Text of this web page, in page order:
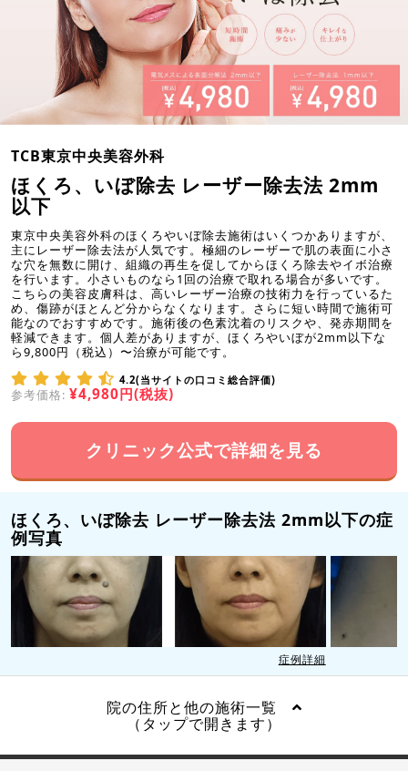
TCB東京中央美容外科
ほくろ、いぼ除去 レーザー除去法 2mm
以下
東京中央美容外科のほくろやいぼ除去施術はいくつかありますが、
主にレーザー除去法が人気です。極細のレーザーで肌の表面に小さ
な穴を無数に開け、組織の再生を促してからほくろ除去やイボ治療
を行います。小さいものなら1回の治療で取れる場合が多いです。
こちらの美容皮膚科は、高いレーザー治療の技術力を行っているた
め、傷跡がほとんど分からなくなります。さらに短い時間で施術可
能なのでおすすめです。施術後の色素沈着のリスクや、発赤期間を
軽減できます。個人差がありますが、ほくろやいぼが2mm以下な
ら9,800円（税込）〜治療が可能です。
4.2(当サイトの口コミ総合評価)
参考価格: ¥4,980円(税抜)
クリニック公式で詳細を見る
ほくろ、いぼ除去 レーザー除去法 2mm以下の症
例写真
症例詳細
院の住所と他の施術一覧
（タップで開きます）